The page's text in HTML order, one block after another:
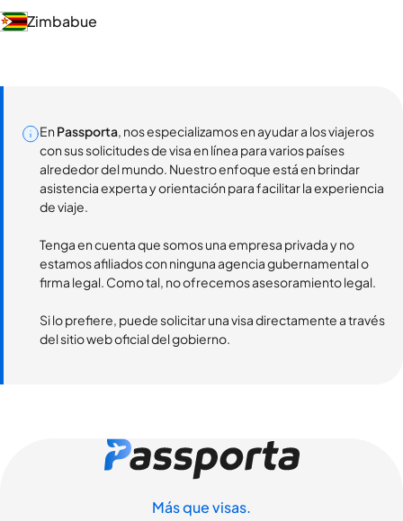
Zimbabue
En Passporta, nos especializamos en ayudar a los viajeros
con sus solicitudes de visa en línea para varios países
alrededor del mundo. Nuestro enfoque está en brindar
asistencia experta y orientación para facilitar la experiencia
de viaje.
Tenga en cuenta que somos una empresa privada y no
estamos afiliados con ninguna agencia gubernamental o
firma legal. Como tal, no ofrecemos asesoramiento legal.
Si lo prefiere, puede solicitar una visa directamente a través
del sitio web oficial del gobierno.
Más que visas.